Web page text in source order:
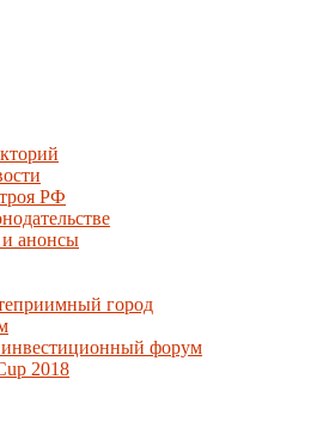
РФ
анонсы
город
форум
2018